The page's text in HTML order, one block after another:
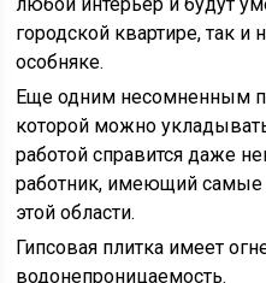
городской квартире, так и
особняке.
Еще одним несомненным
которой можно
работой справится даже
работник, имеющий самые
этой области.
Гипсовая плитка имеет
водонепроницаемость.